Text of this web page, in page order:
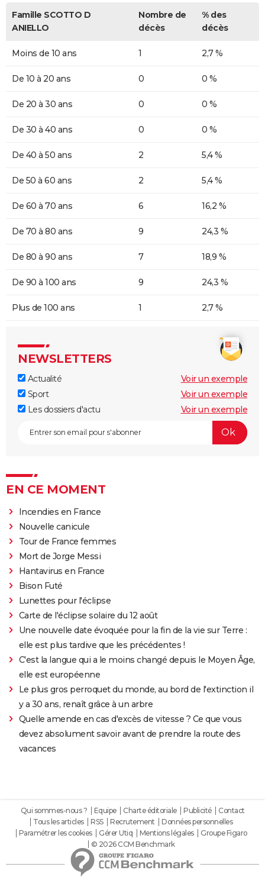
Famille SCOTTO D
ANIELLO
Nombre de
décès
% des
décès
Moins de 10 ans 1 2,7 %
De 10 à 20 ans 0 0 %
De 20 à 30 ans 0 0 %
De 30 à 40 ans 0 0 %
De 40 à 50 ans 2 5,4 %
De 50 à 60 ans 2 5,4 %
De 60 à 70 ans 6 16,2 %
De 70 à 80 ans 9 24,3 %
De 80 à 90 ans 7 18,9 %
De 90 à 100 ans 9 24,3 %
Plus de 100 ans 1 2,7 %
NEWSLETTERS
Actualité
Voir un exemple
Sport
Voir un exemple
Les dossiers d'actu
Voir un exemple
EN CE MOMENT
Incendies en France
Nouvelle canicule
Tour de France femmes
Mort de Jorge Messi
Hantavirus en France
Bison Futé
Lunettes pour l'éclipse
Carte de l'éclipse solaire du 12 août
Une nouvelle date évoquée pour la fin de la vie sur Terre :
elle est plus tardive que les précédentes !
C'est la langue qui a le moins changé depuis le Moyen Âge,
elle est européenne
Le plus gros perroquet du monde, au bord de l'extinction il
y a 30 ans, renaît grâce à un arbre
Quelle amende en cas d'excès de vitesse ? Ce que vous
devez absolument savoir avant de prendre la route des
vacances
Qui sommes-nous ? Equipe Charte éditoriale Publicité
Contact
Tous les articles
RSS Recrutement
Données personnelles
Paramétrer les cookies
Gérer Utiq Mentions légales
Groupe Figaro
© 2026 CCM Benchmark